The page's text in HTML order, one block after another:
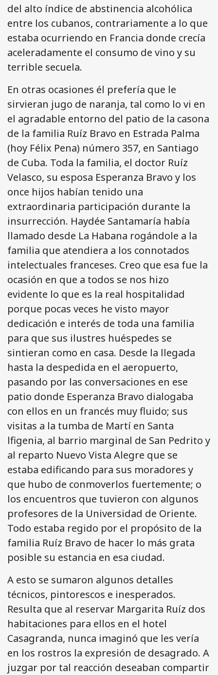
del alto índice de abstinencia alcohólica
entre los cubanos, contrariamente a lo que
estaba ocurriendo en Francia donde crecía
aceleradamente el consumo de vino y su
terrible secuela.
En otras ocasiones él prefería que le
sirvieran jugo de naranja, tal como lo vi en
el agradable entorno del patio de la casona
de la familia Ruíz Bravo en Estrada Palma
(hoy Félix Pena) número 357, en Santiago
de Cuba. Toda la familia, el doctor Ruíz
Velasco, su esposa Esperanza Bravo y los
once hijos habían tenido una
extraordinaria participación durante la
insurrección. Haydée Santamaría había
llamado desde La Habana rogándole a la
familia que atendiera a los connotados
intelectuales franceses. Creo que esa fue la
ocasión en que a todos se nos hizo
evidente lo que es la real hospita­lidad
porque pocas veces he visto mayor
dedicación e interés de toda una familia
para que sus ilustres huéspedes se
sintieran como en casa. Desde la llegada
hasta la despedida en el aeropuerto,
pasando por las conversaciones en ese
patio donde Esperanza Bravo dialogaba
con ellos en un francés muy fluido; sus
visitas a la tumba de Martí en Santa
lfigenia, al barrio marginal de San Pedrito y
al reparto Nuevo Vista Alegre que se
estaba edificando para sus moradores y
que hubo de conmoverlos fuertemente; o
los encuentros que tuvieron con algunos
profesores de la Universidad de Oriente.
Todo estaba regido por el propósito de la
familia Ruíz Bravo de hacer lo más grata
posible su estancia en esa ciudad.
A esto se sumaron algunos detalles
técnicos, pintorescos e inesperados.
Resulta que al reservar Margarita Ruíz dos
habitaciones para ellos en el hotel
Casagranda, nunca imaginó que les vería
en los rostros la expresión de desagrado. A
juzgar por tal reacción deseaban compartir